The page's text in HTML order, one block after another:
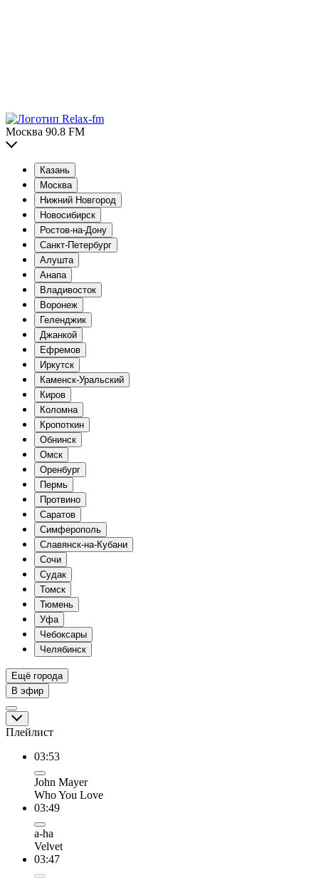
Москва 90.8 FM
Казань
Москва
Нижний Новгород
Новосибирск
Ростов-на-Дону
Санкт-Петербург
Алушта
Анапа
Владивосток
Воронеж
Геленджик
Джанкой
Ефремов
Иркутск
Каменск-Уральский
Киров
Коломна
Кропоткин
Обнинск
Омск
Оренбург
Пермь
Протвино
Саратов
Симферополь
Славянск-на-Кубани
Сочи
Судак
Томск
Тюмень
Уфа
Чебоксары
Челябинск
Ещё города
В эфир
Плейлист
03:53
John Mayer
Who You Love
03:49
a-ha
Velvet
03:47